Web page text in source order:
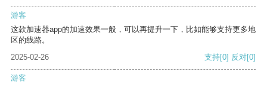
游客
这款加速器app的加速效果一般，可以再提升一下，比如能够支持更多地
区的线路。
2025-02-26
支持[0] 反对[0]
游客